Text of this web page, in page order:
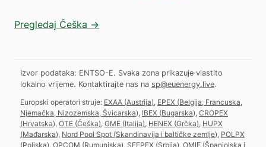
Pregledaj Češka →
Izvor podataka: ENTSO-E. Svaka zona prikazuje vlastito
lokalno vrijeme. Kontaktirajte nas na sp@euenergy.live.
Europski operatori struje: EXAA (Austrija) EPEX (Belgija, Francuska,
Njemačka, Nizozemska, Švicarska) IBEX (Bugarska) CROPEX
(Hrvatska) OTE (Češka) GME (Italija) HENEX (Grčka) HUPX
(Mađarska) Nord Pool Spot (Skandinavija i baltičke zemlje) POLPX
(Poljska) OPCOM (Rumunjska) SEEPEX (Srbija) OMIE (Španjolska i